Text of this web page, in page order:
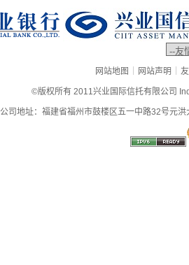
网站地图 | 网站声明 |
©版权所有 2011兴业国际信托有限公司
公司地址：福建省福州市鼓楼区五一中路32号元